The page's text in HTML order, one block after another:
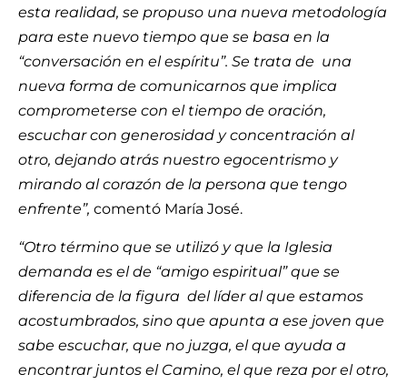
esta realidad, se propuso una nueva metodología
para este nuevo tiempo que se basa en la
“conversación en el espíritu”. Se trata de una
nueva forma de comunicarnos que implica
comprometerse con el tiempo de oración,
escuchar con generosidad y concentración al
otro, dejando atrás nuestro egocentrismo y
mirando al corazón de la persona que tengo
enfrente”, comentó María José.
“Otro término que se utilizó y que la Iglesia
demanda es el de “amigo espiritual” que se
diferencia de la figura del líder al que estamos
acostumbrados, sino que apunta a ese joven que
sabe escuchar, que no juzga, el que ayuda a
encontrar juntos el Camino, el que reza por el otro,